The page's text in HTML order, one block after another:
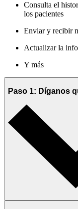
Consulta el
los pacientes
Enviar y recibir
Actualizar la
Y más
Paso 1: Díganos